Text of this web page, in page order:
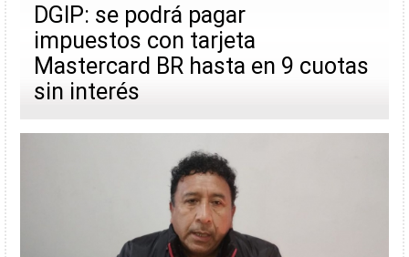
DGIP: se podrá pagar
impuestos con tarjeta
Mastercard BR hasta en 9 cuotas
sin interés